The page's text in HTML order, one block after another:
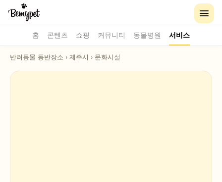
홈 콘텐츠 쇼핑 커뮤니티 동물병원 서비스
반려동물 동반장소 › 제주시 › 문화시설